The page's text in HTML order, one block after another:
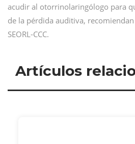
acudir al otorrinolaringólogo para
de la pérdida auditiva,
SEORL-CCC.
Artículos